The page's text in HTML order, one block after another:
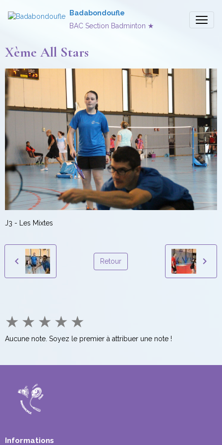
Badabondoufle
BAC Section Badminton ★
Xème All Stars
J3 - Les Mixtes
Retour
★ ★ ★ ★ ★
Aucune note. Soyez le premier à attribuer une note !
Informations